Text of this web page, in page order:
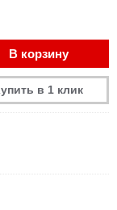
В корзину
в 1 клик